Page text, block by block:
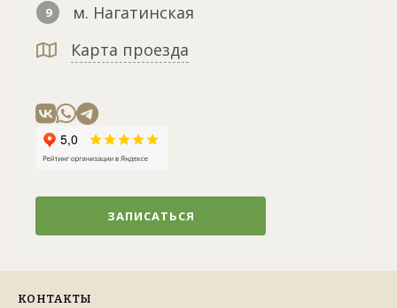
9
м. Нагатинская
Карта проезда
ЗАПИСАТЬСЯ
КОНТАКТЫ